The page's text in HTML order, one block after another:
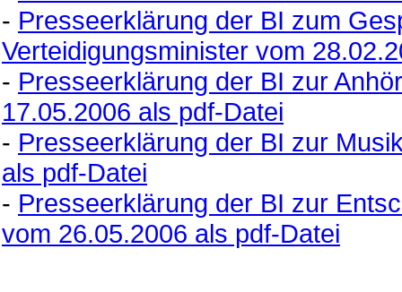
- Presseerklärung der BI zum
Verteidigungsminister vom
- Presseerklärung der BI zur
17.05.2006 als pdf-Datei
- Presseerklärung der BI zur
als pdf-Datei
- Presseerklärung der BI zur
vom 26.05.2006 als pdf-Datei